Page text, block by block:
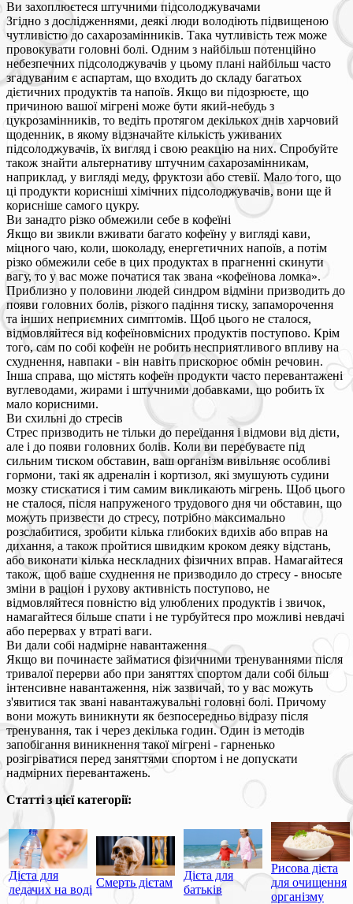
Ви захоплюєтеся штучними підсолоджувачами
Згідно з дослідженнями, деякі люди володіють підвищеною
чутливістю до сахарозамінників. Така чутливість теж може
провокувати головні болі. Одним з найбільш потенційно
небезпечних підсолоджувачів у цьому плані найбільш часто
згадуваним є аспартам, що входить до складу багатьох
дієтичних продуктів та напоїв. Якщо ви підозрюєте, що
причиною вашої мігрені може бути який-небудь з
цукрозамінників, то ведіть протягом декількох днів харчовий
щоденник, в якому відзначайте кількість уживаних
підсолоджувачів, їх вигляд і свою реакцію на них. Спробуйте
також знайти альтернативу штучним сахарозамінникам,
наприклад, у вигляді меду, фруктози або стевії. Мало того, що
ці продукти корисніші хімічних підсолоджувачів, вони ще й
корисніше самого цукру.
Ви занадто різко обмежили себе в кофеїні
Якщо ви звикли вживати багато кофеїну у вигляді кави,
міцного чаю, коли, шоколаду, енергетичних напоїв, а потім
різко обмежили себе в цих продуктах в прагненні скинути
вагу, то у вас може початися так звана «кофеїнова ломка».
Приблизно у половини людей синдром відміни призводить до
появи головних болів, різкого падіння тиску, запаморочення
та інших неприємних симптомів. Щоб цього не сталося,
відмовляйтеся від кофеїновмісних продуктів поступово. Крім
того, сам по собі кофеїн не робить несприятливого впливу на
схуднення, навпаки - він навіть прискорює обмін речовин.
Інша справа, що містять кофеїн продукти часто перевантажені
вуглеводами, жирами і штучними добавками, що робить їх
мало корисними.
Ви схильні до стресів
Стрес призводить не тільки до переїдання і відмови від дієти,
але і до появи головних болів. Коли ви перебуваєте під
сильним тиском обставин, ваш організм вивільняє особливі
гормони, такі як адреналін і кортизол, які змушують судини
мозку стискатися і тим самим викликають мігрень. Щоб цього
не сталося, після напруженого трудового дня чи обставин, що
можуть призвести до стресу, потрібно максимально
розслабитися, зробити кілька глибоких вдихів або вправ на
дихання, а також пройтися швидким кроком деяку відстань,
або виконати кілька нескладних фізичних вправ. Намагайтеся
також, щоб ваше схуднення не призводило до стресу - вносьте
зміни в раціон і рухову активність поступово, не
відмовляйтеся повністю від улюблених продуктів і звичок,
намагайтеся більше спати і не турбуйтеся про можливі невдачі
або перервах у втраті ваги.
Ви дали собі надмірне навантаження
Якщо ви починаєте займатися фізичними тренуваннями після
тривалої перерви або при заняттях спортом дали собі більш
інтенсивне навантаження, ніж зазвичай, то у вас можуть
з'явитися так звані навантажувальні головні болі. Причому
вони можуть виникнути як безпосередньо відразу після
тренування, так і через декілька годин. Один із методів
запобігання виникнення такої мігрені - гарненько
розігріватися перед заняттями спортом і не допускати
надмірних перевантажень.
Статті з цієї категорії:
Дієта для
ледачих на воді
Смерть дієтам
Дієта для
батьків
Рисова дієта
для очищення
організму